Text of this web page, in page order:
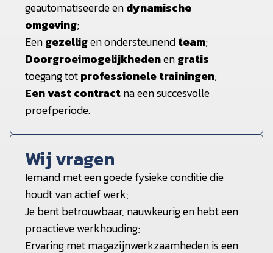
geautomatiseerde endynamische
omgeving;
Eengezelligen ondersteunendteam;
Doorgroeimogelijkhedenengratis
toegang totprofessionele trainingen;
Een vast contractna een succesvolle
proefperiode.
Wij vragen
Iemand met een goede fysieke conditie die
houdt van actief werk;
Je bent betrouwbaar, nauwkeurig en hebt een
proactieve werkhouding;
Ervaring met magazijnwerkzaamheden is een